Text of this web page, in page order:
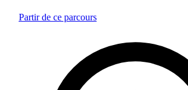
Partir de ce parcours